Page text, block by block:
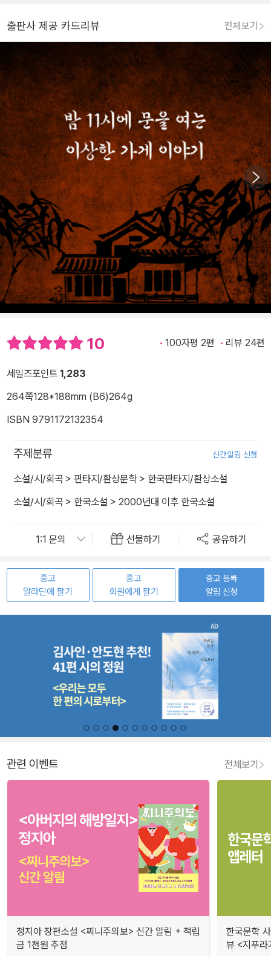
출판사 제공 카드리뷰 전체보기
10 100자평 2편 리뷰 24편
세일즈포인트 1,283
264쪽128*188mm (B6)264g
ISBN 9791172132354
주제분류 신간알림 신청
소설/시/희곡 > 판타지/환상문학> 한국판타지/환상소설
소설/시/희곡 > 한국소설 > 2000년대 이후 한국소설
선물하기 공유하기
중고
알라딘에 팔기
중고
회원에게 팔기
중고 등록
알림 신청
관련 이벤트 전체보기
정지아 장편소설 <찌니주의보> 신간 알림 + 적립
금 1천원 추첨
한국문학
뷰 <지푸라